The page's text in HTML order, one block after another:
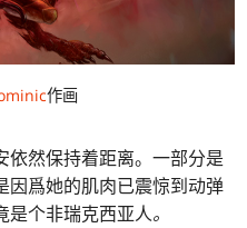
作画
依然保持着距离。一部分是
因爲她的肌肉已震惊到动弹
是个非瑞克西亚人。